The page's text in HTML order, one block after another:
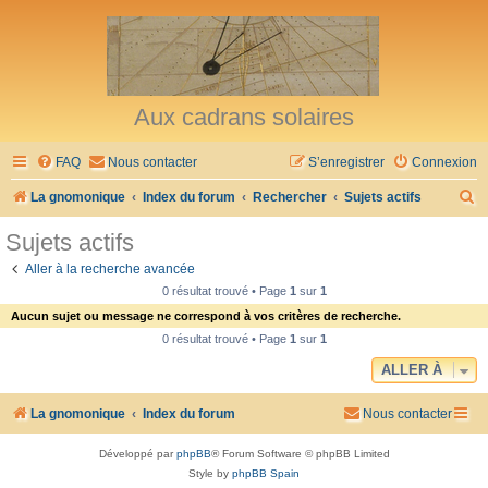
Aux cadrans solaires
FAQ Nous contacter Connexion
S’enregistrer
La gnomonique Index du forum Rechercher Sujets actifs
h
Sujets actifs
Aller à la recherche avancée
0 résultat trouvé • Page 1sur 1
Aucun sujet ou message ne correspond à vos critères de recherche.
0 résultat trouvé • Page 1sur 1
ALLER À
La gnomonique Index du forum Nous contacter
Développé parphpBB® Forum Software © phpBB Limited
Style by phpBB Spain